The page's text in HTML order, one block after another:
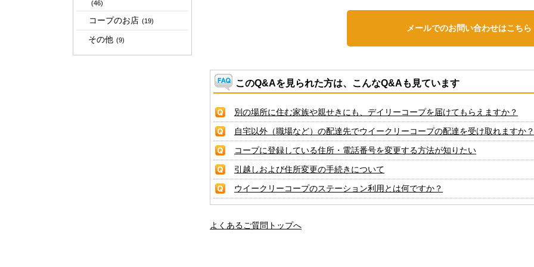
(46)
コープのお店 (19)
その他 (9)
メールでのお問い合わせはこちら
このQ&Aを見られた方は、こんなQ&Aも見ています
別の場所に住む家族や親せきにも、デイリーコープを届けてもらえますか？
自宅以外（職場など）の配達先でウイークリーコープの配達を受け取れますか？
コープに登録している住所・電話番号を変更する方法が知りたい
引越しおよび住所変更の手続きについて
ウイークリーコープのステーション利用とは何ですか？
よくあるご質問トップへ